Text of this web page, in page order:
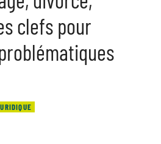
clefs pour